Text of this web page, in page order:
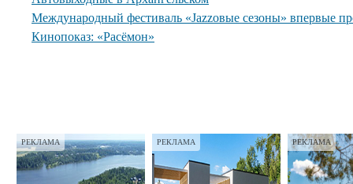
Международный фестиваль «Jazzовые сезоны» впервые
Кинопоказ: «Расёмон»
РЕКЛАМА РЕКЛАМА РЕКЛАМА